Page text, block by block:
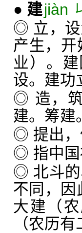
● 建jiàn
◎ 立，设
产生，
业）。
设。建功
◎ 造，
建。筹建。
◎ 提出，
◎ 指中国
◎ 北斗的
不同，因
大建（
（农历